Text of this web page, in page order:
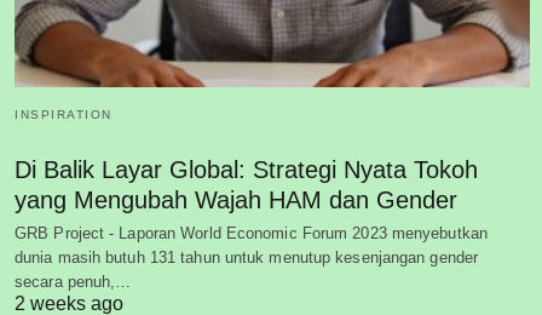
INSPIRATION
Di Balik Layar Global: Strategi Nyata Tokoh
yang Mengubah Wajah HAM dan Gender
GRB Project - Laporan World Economic Forum 2023 menyebutkan
dunia masih butuh 131 tahun untuk menutup kesenjangan gender
secara penuh,…
2 weeks ago